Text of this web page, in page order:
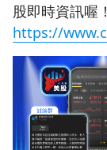
股即時資訊喔！
https://